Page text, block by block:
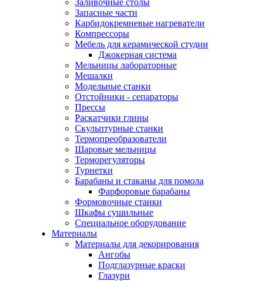
Заливочные столы
Запасные части
Карбидокремневые нагреватели
Компрессоры
Мебель для керамической студии
Джокерная система
Мельницы лабораторные
Мешалки
Модельные станки
Отстойники - сепараторы
Прессы
Раскатчики глины
Скульптурные станки
Термопреобразователи
Шаровые мельницы
Терморегуляторы
Турнетки
Барабаны и стаканы для помола
Фарфоровые барабаны
Формовочные станки
Шкафы сушильные
Специальное оборудование
Материалы
Материалы для декорирования
Ангобы
Подглазурные краски
Глазури